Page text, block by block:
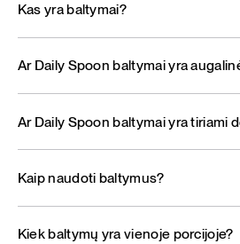
Kas yra baltymai?
Ar Daily Spoon baltymai yra
Ar Daily Spoon baltymai yra tiriami
Kaip naudoti baltymus?
Kiek baltymų yra vienoje porcijoje?